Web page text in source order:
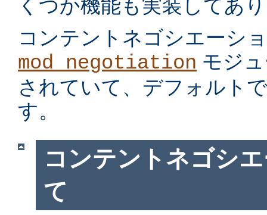
くつか機能も実装してあ
コンテントネゴシエーシ
mod_negotiation モジ
されていて、デフォルト
す。
コンテントネゴシ
て